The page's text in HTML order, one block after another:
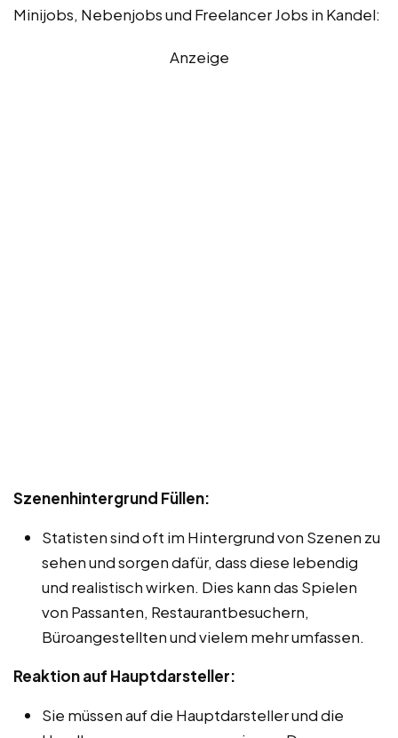
Minijobs, Nebenjobs und Freelancer Jobs in Kandel:
Anzeige
Szenenhintergrund Füllen:
Statisten sind oft im Hintergrund von Szenen zu
sehen und sorgen dafür, dass diese lebendig
und realistisch wirken. Dies kann das Spielen
von Passanten, Restaurantbesuchern,
Büroangestellten und vielem mehr umfassen.
Reaktion auf Hauptdarsteller:
Sie müssen auf die Hauptdarsteller und die